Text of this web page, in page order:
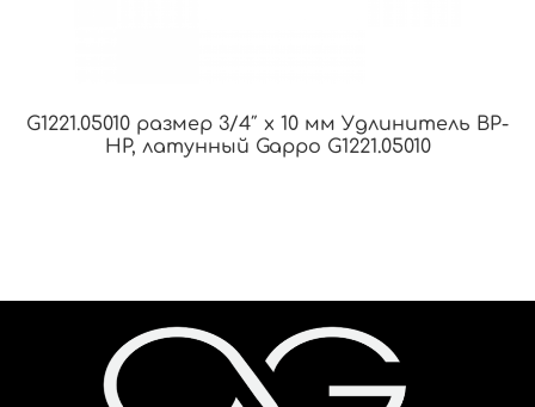
G1221.05010 размер 3/4″ x 10 мм Удлинитель ВР-
НР, латунный Gappo G1221.05010